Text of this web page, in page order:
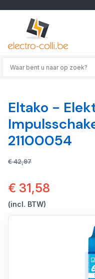
Eltako -
21100054
€ 42,97
€ 31,58
(incl. BTW)